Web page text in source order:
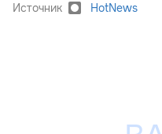
Источник HotNews